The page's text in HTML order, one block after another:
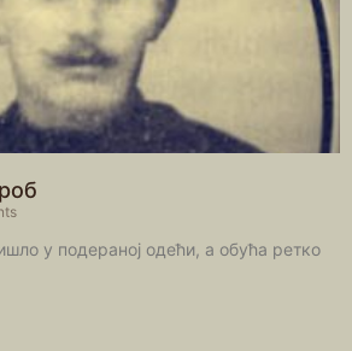
у подераној одећи, а обућа ретко